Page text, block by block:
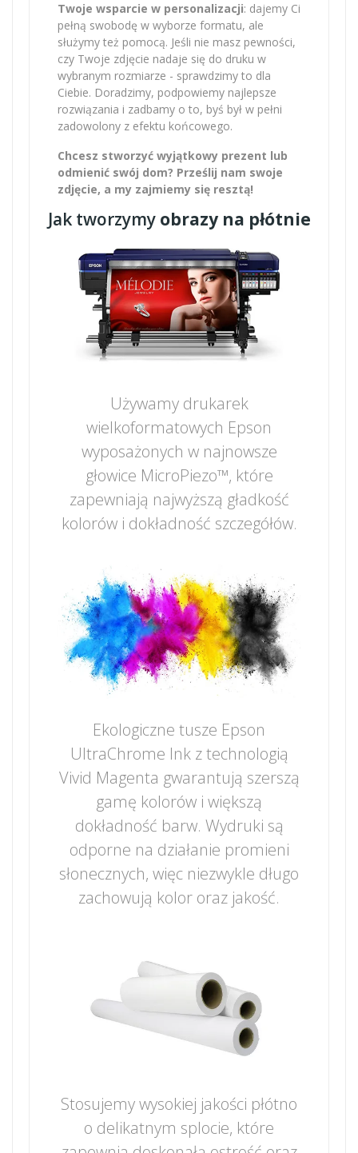
Twoje wsparcie w personalizacji: dajemy Ci
pełną swobodę w wyborze formatu, ale
służymy też pomocą. Jeśli nie masz pewności,
czy Twoje zdjęcie nadaje się do druku w
wybranym rozmiarze - sprawdzimy to dla
Ciebie. Doradzimy, podpowiemy najlepsze
rozwiązania i zadbamy o to, byś był w pełni
zadowolony z efektu końcowego.
Chcesz stworzyć wyjątkowy prezent lub
odmienić swój dom? Prześlij nam swoje
zdjęcie, a my zajmiemy się resztą!
Jak tworzymyobrazy na płótnie
Używamy drukarek
wielkoformatowych Epson
wyposażonych w najnowsze
głowice MicroPiezo™, które
zapewniają najwyższą gładkość
kolorów i dokładność szczegółów.
Ekologiczne tusze Epson
UltraChrome Ink z technologią
Vivid Magenta gwarantują szerszą
gamę kolorów i większą
dokładność barw. Wydruki są
odporne na działanie promieni
słonecznych, więc niezwykle długo
zachowują kolor oraz jakość.
Stosujemy wysokiej jakości płótno
o delikatnym splocie, które